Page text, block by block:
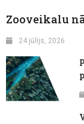
Zooveikalu
24 jūlijs, 2026